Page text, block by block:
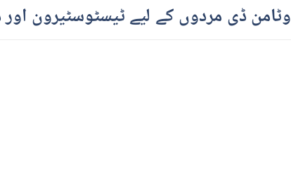
وٹامن ڈی مردوں کے لیے ٹیسٹوسٹیرون اور